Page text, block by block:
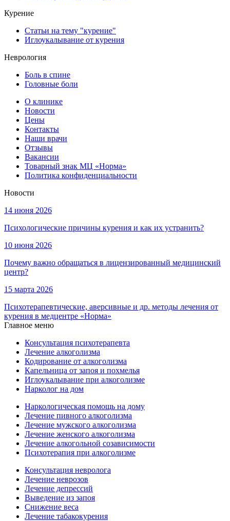
Курение
Статьи на тему "курение"
Иглоукалывание от курения
Неврология
Боль в спине
Головные боли
О клинике
Новости
Цены
Контакты
Наши врачи
Отзывы
Вакансии
Товарный знак МЦ «Норма»
Политика конфиденциальности
Новости
14 июня 2026
Психологические причины курения и как их устранить?
10 июня 2026
Почему важно обращаться в лицензированный медицинский
центр?
15 марта 2026
Психотерапевтические, аверсивные и др. методы лечения от
курения в медцентре «Норма»
Главное меню
Консультация психотерапевта
Лечение алкоголизма
Кодирование от алкоголизма
Капельница от запоя и похмелья
Иглоукалывание при алкоголизме
Нарколог на дом
Наркологическая помощь на дому
Лечение пивного алкоголизма
Лечение мужского алкоголизма
Лечение женского алкоголизма
Лечение алкогольной созависимости
Психотерапия при алкоголизме
Консультация невролога
Лечение неврозов
Лечение депрессий
Выведение из запоя
Снижение веса
Лечение табакокурения